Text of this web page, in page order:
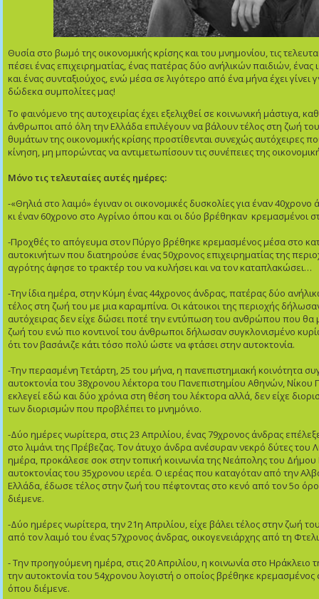
Θυσία στο βωμό της οικονομικής κρίσης και του μνημονίου, τις
πέσει ένας επιχειρηματίας, ένας πατέρας δύο ανήλικών παιδιών, ένας
και ένας συνταξιούχος, ενώ μέσα σε λιγότερο από ένα μήνα έχει γίνει
δώδεκα συμπολίτες μας!
Το φαινόμενο της αυτοχειρίας έχει εξελιχθεί σε κοινωνική μάστιγα,
άνθρωποι από όλη την Ελλάδα επιλέγουν να βάλουν τέλος στη ζωή
θυμάτων της οικονομικής κρίσης προστίθενται συνεχώς αυτόχειρες
κίνηση, μη μπορώντας να αντιμετωπίσουν τις συνέπειες της
Μόνο τις τελευταίες αυτές ημέρες:
-«Θηλιά στο λαιμό» έγιναν οι οικονομικές δυσκολίες για έναν
κι έναν 60χρονο στο Αγρίνιο όπου και οι δύο βρέθηκαν κρεμασμένοι
-Προχθές το απόγευμα στον Πύργο βρέθηκε κρεμασμένος μέσα στο
αυτοκινήτων που διατηρούσε ένας 50χρονος επιχειρηματίας της
αγρότης άφησε το τρακτέρ του να κυλήσει και να τον καταπλακώσει…
-Την ίδια ημέρα, στην Κύμη ένας 44χρονος άνδρας, πατέρας δύο
τέλος στη ζωή του με μια καραμπίνα. Οι κάτοικοι της περιοχής
αυτόχειρας δεν είχε δώσει ποτέ την εντύπωση του ανθρώπου που θα
ζωή του ενώ πιο κοντινοί του άνθρωποι δήλωσαν συγκλονισμένο
ότι τον βασάνιζε κάτι τόσο πολύ ώστε να φτάσει στην αυτοκτονία.
-Την περασμένη Τετάρτη, 25 του μήνα, η πανεπιστημιακή κοινότητα
αυτοκτονία του 38χρονου λέκτορα του Πανεπιστημίου Αθηνών, Νίκου
εκλεγεί εδώ και δύο χρόνια στη θέση του λέκτορα αλλά, δεν είχε
των διορισμών που προβλέπει το μνημόνιο.
-Δύο ημέρες νωρίτερα, στις 23 Απριλίου, ένας 79χρονος άνδρας
στο λιμάνι της Πρέβεζας. Τον άτυχο άνδρα ανέσυραν νεκρό δύτες του
ημέρα, προκάλεσε σοκ στην τοπική κοινωνία της Νεάπολης του Δήμου
αυτοκτονίας του 35χρονου ιερέα. Ο ιερέας που καταγόταν από την
Ελλάδα, έδωσε τέλος στην ζωή του πέφτοντας στο κενό από τον 5ο
διέμενε.
-Δύο ημέρες νωρίτερα, την 21η Απριλίου, είχε βάλει τέλος στην ζωή
από τον λαιμό του ένας 57χρονος άνδρας, οικογενειάρχης από τη
- Την προηγούμενη ημέρα, στις 20 Απριλίου, η κοινωνία στο
την αυτοκτονία του 54χρονου λογιστή ο οποίος βρέθηκε κρεμασμένος
όπου διέμενε.